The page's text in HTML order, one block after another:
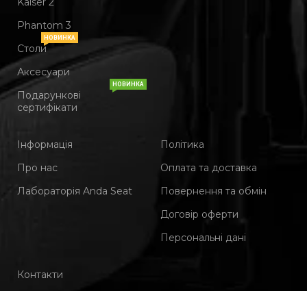
Phantom 3
Столи
НОВИНКА
Аксесуари
Подарункові
сертифікати
НОВИНКА
Інформація
Про нас
Лабораторія Anda Seat
Політика
Оплата та доставка
Повернення та обмін
Договір оферти
Персональні дані
Контакти